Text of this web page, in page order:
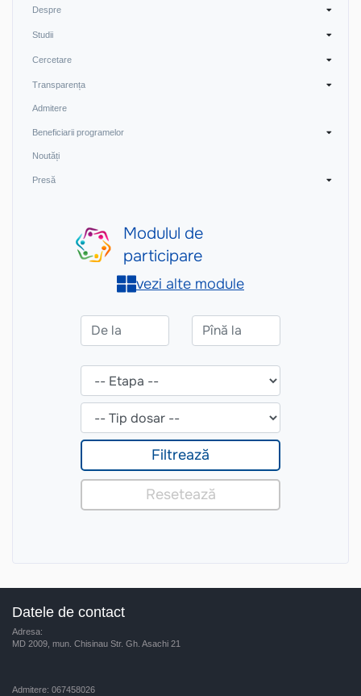
Despre
Studii
Cercetare
Transparența
Admitere
Beneficiarii programelor
Noutăți
Presă
Datele de contact
Adresa:
MD 2009, mun. Chisinau Str. Gh. Asachi 21
Admitere: 067458026